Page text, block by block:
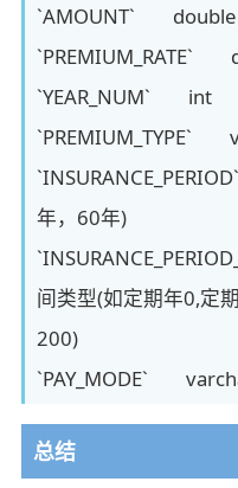
`AMOUNT`
`YEAR_NUM` int
年，60年)
间类型(如定期年0,定
200)
`PAY_MODE`
总结